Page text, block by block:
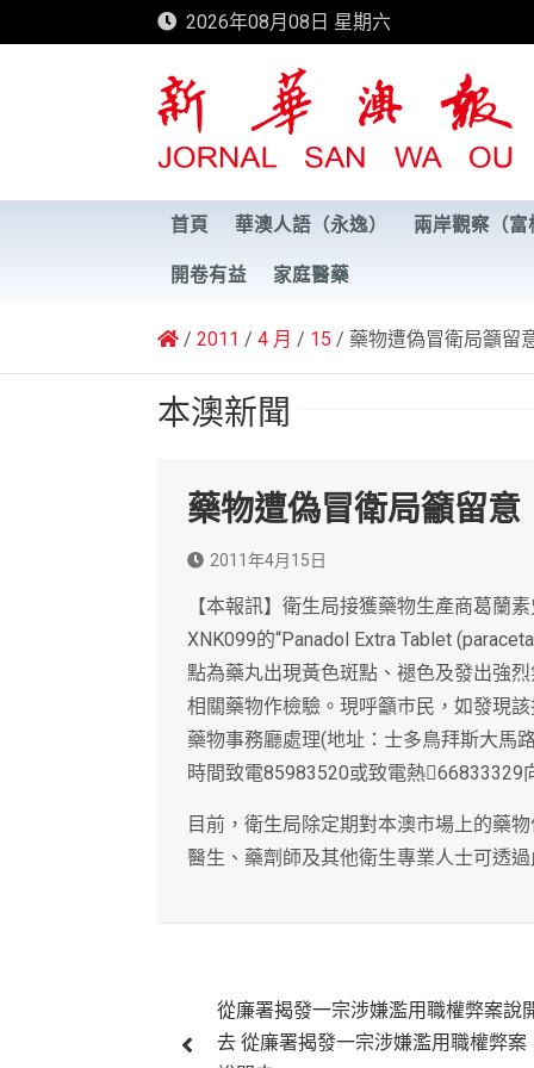
to
2026年08月08日 星期六
新華澳報
首頁 華澳人語（永逸） 兩岸觀察（富
開卷有益 家庭醫藥
2011 4 月 15 藥物遭偽冒衛局籲留
本澳新聞
藥物遭偽冒衛局籲留意
2011年4月15日
【本報訊】衛生局接獲藥物生產商葛蘭
XNK099的“Panadol Extra Tablet
點為藥丸出現黃色斑點、褪色及發出強
相關藥物作檢驗。現呼籲巿民，如發現
藥物事務廳處理(地址：士多鳥拜斯大馬
時間致電85983520或致電熱66833329
目前，衛生局除定期對本澳市場上的藥
醫生、藥劑師及其他衛生專業人士可透
章
從廉署揭發一宗涉嫌濫用職權弊案說
去 從廉署揭發一宗涉嫌濫用職權弊案